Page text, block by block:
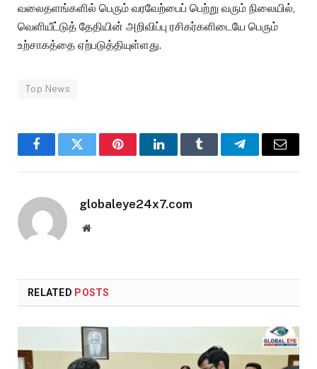
வலைதளங்களில் பெரும் வரவேற்பைப் பெற்று வரும் நிலையில்,
வெளியீட்டுத் தேதியின் அறிவிப்பு ரசிகர்களிடையே பெரும்
உற்சாகத்தை ஏற்படுத்தியுள்ளது.
Top News
FacebookTwitter PinterestLinkedInTumblr TelegramEmail
globaleye24x7.com
Website
RELATED POSTS